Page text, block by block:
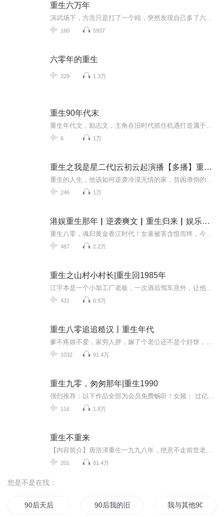
重生六万年
160 5937
六零年的重生
229 1.3万
重生90年代末
6 1万
重生之我是星二代|云初云起演播【多播】重生系列
246 1万
港娱重生那年▏逆袭爽文▏重生归来▏娱乐明星▏八0年
487 2.2万
重生之山村小村长|重生回1985年
431 6.9万
重生八零追追糙汉丨重生年代
1032 91.4万
重生九零，匆匆那年|重生1990
116 1.8万
重生不重来
201 81.4万
您是不是在找：
90后天后 90后我的旧时光 我与其他90后不